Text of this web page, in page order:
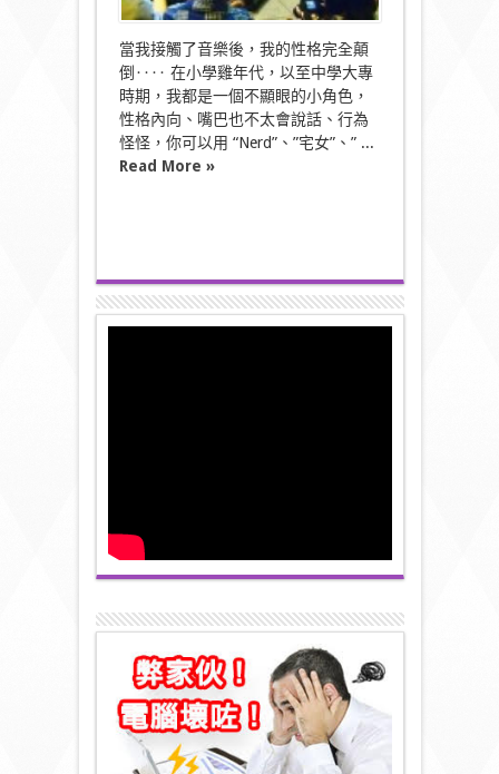
當我接觸了音樂後，我的性格完全顛
倒‥‥ 在小學雞年代，以至中學大專
時期，我都是一個不顯眼的小角色，
性格內向、嘴巴也不太會說話、行為
怪怪，你可以用 “Nerd”、”宅女”、” ...
Read More »